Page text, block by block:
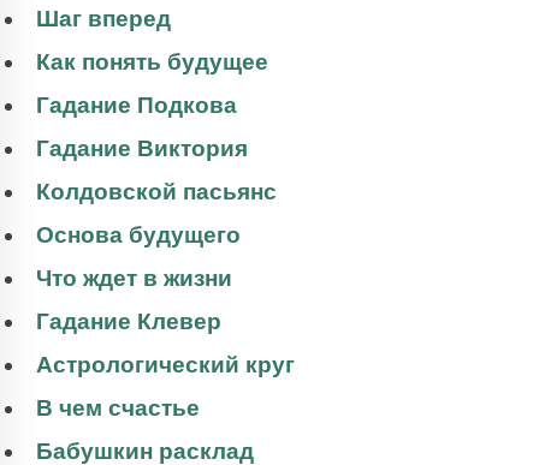
Шаг вперед
Как понять будущее
Гадание Подкова
Гадание Виктория
Колдовской пасьянс
Основа будущего
Что ждет в жизни
Гадание Клевер
Астрологический круг
В чем счастье
Бабушкин расклад